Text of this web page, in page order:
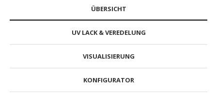
ÜBERSICHT
UV LACK & VEREDELUNG
VISUALISIERUNG
KONFIGURATOR